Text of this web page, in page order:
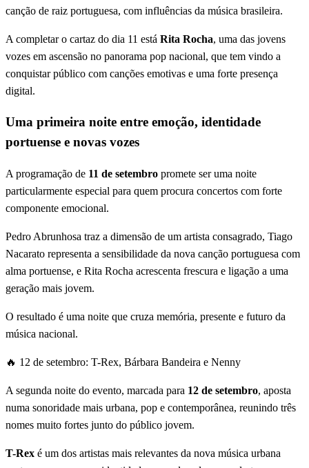
canção de raiz portuguesa, com influências da música brasileira.
A completar o cartaz do dia 11 está Rita Rocha, uma das jovens
vozes em ascensão no panorama pop nacional, que tem vindo a
conquistar público com canções emotivas e uma forte presença
digital.
Uma primeira noite entre emoção, identidade
portuense e novas vozes
A programação de 11 de setembro promete ser uma noite
particularmente especial para quem procura concertos com forte
componente emocional.
Pedro Abrunhosa traz a dimensão de um artista consagrado, Tiago
Nacarato representa a sensibilidade da nova canção portuguesa com
alma portuense, e Rita Rocha acrescenta frescura e ligação a uma
geração mais jovem.
O resultado é uma noite que cruza memória, presente e futuro da
música nacional.
🔥 12 de setembro: T-Rex, Bárbara Bandeira e Nenny
A segunda noite do evento, marcada para 12 de setembro, aposta
numa sonoridade mais urbana, pop e contemporânea, reunindo três
nomes muito fortes junto do público jovem.
T-Rex é um dos artistas mais relevantes da nova música urbana